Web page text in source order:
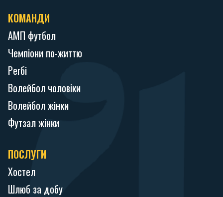
КОМАНДИ
АМП футбол
Чемпіони по-життю
Регбі
Волейбол чоловіки
Волейбол жінки
Футзал жінки
ПОСЛУГИ
Хостел
Шлюб за добу